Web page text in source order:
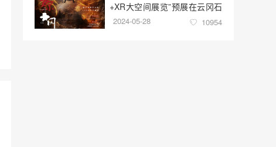
+XR大空间展览”预展在云冈石
窟云冈美术馆启幕
2024-05-28 10954